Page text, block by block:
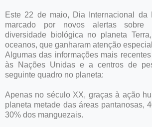
Este 22 de maio, Dia Internacional da
marcado por novos alertas sobre
diversidade biológica no planeta
oceanos, que ganharam atenção
Algumas das informações mais
às Nações Unidas e a centros de
seguinte quadro no planeta:
Apenas no século XX, graças à ação
planeta metade das áreas pantanosas,
30% dos manguezais.